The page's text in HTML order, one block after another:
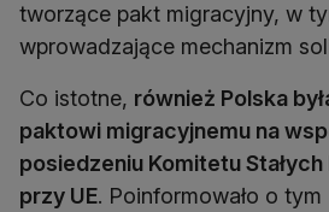
tworzące pakt migracyjny, w
wprowadzające mechanizm
Co istotne, również Polska
paktowi migracyjnemu na
posiedzeniu Komitetu
przy UE. Poinformowało o